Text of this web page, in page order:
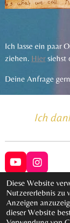
Diese Website
Nutzererlebnis zu
Anzeigen
dieser Website
Ich lasse ein paar
ziehen. Hier siehst
Deine Anfrage
Ich
Y
u
T
u
b
I
s
t
a
g
Impressum
© 2023 - 2025
Mit Unterstützung von